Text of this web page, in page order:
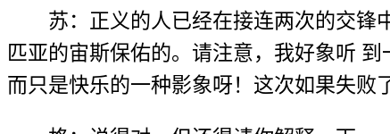
苏：正义的人已经在接连两次的交锋
匹亚的宙斯保佑的。请注意，我好象听
而只是快乐的一种影象呀！这次如果失败